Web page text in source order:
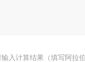
输入计算结果（填写阿拉